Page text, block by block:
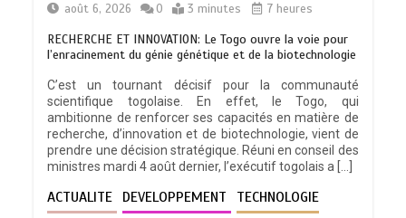
août 6, 2026
0 3 minutes 7 heures
RECHERCHE ET INNOVATION: Le Togo ouvre la voie pour
l’enracinement du génie génétique et de la biotechnologie
C’est un tournant décisif pour la communauté
scientifique togolaise. En effet, le Togo, qui
ambitionne de renforcer ses capacités en matière de
recherche, d’innovation et de biotechnologie, vient de
prendre une décision stratégique. Réuni en conseil des
ministres mardi 4 août dernier, l’exécutif togolais a […]
ACTUALITE DEVELOPPEMENT TECHNOLOGIE